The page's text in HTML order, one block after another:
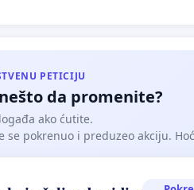
PETICIJU
da promenite?
ako ćutite.
se pokrenuo i preduzeo akciju.